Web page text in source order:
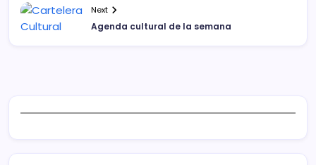
Next
Agenda cultural de la semana